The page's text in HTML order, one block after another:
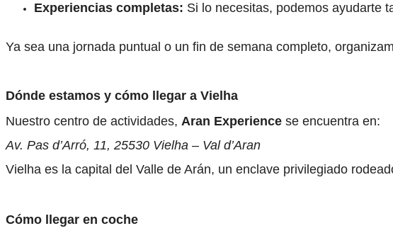
Experiencias completas: Si lo necesitas, podemos ayudarte
Ya sea una jornada puntual o un fin de semana completo,
Dónde estamos y cómo llegar a Vielha
Nuestro centro de actividades, Aran Experience se encuentra en:
Av. Pas d’Arró, 11, 25530 Vielha – Val d’Aran
Vielha es la capital del Valle de Arán, un enclave privilegiado
Cómo llegar en coche